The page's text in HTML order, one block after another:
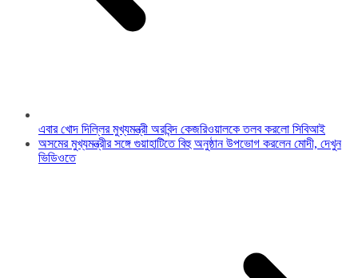
এবার খোদ দিল্লির মুখ্যমন্ত্রী অরবিন্দ কেজরিওয়ালকে তলব করলো সিবিআই
অসমের মুখ্যমন্ত্রীর সঙ্গে গুয়াহাটিতে বিহু অনুষ্ঠান উপভোগ করলেন মোদী, দেখুন
ভিডিওতে